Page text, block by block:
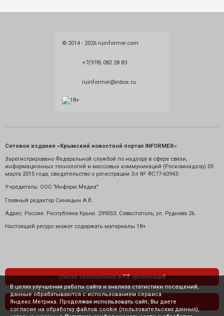
© 2014 - 2026 ruinformer.com
+7(978) 082 28 83
ruinformer@inbox.ru
Сетевое издание «Крымский новостной портал INFORMER»
Зарегистрировано Федеральной службой по надзору в сфере связи,
информационных технологий и массовых коммуникаций (Роскомнадзор) 05
марта 2015 года, свидетельство о регистрации Эл № ФС77-60943.
Учредитель: ООО "Информ Медиа"
Главный редактор Синицын А.В.
Адрес: Россия. Республика Крым. 299053. Севастополь, ул. Руднева 26.
Настоящий ресурс может содержать материалы 18+
список запрещенных в РФ организаций
политика конфиденциальности
В целях улучшения работы сайта и анализа статистики посещений,
данные обрабатываются с использованием сервиса
Яндекс.Метрика. Продолжая использовать сайт, Вы даете
согласие на обработку файлов cookie (пользовательских данных),